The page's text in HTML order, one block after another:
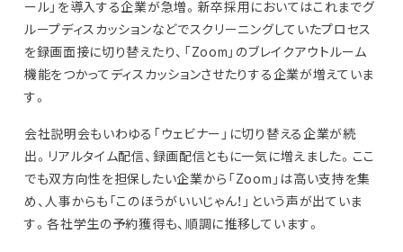
ール」を導入する企業が急増。新卒採用においてはこれまでグ
ループディスカッションなどでスクリーニングしていたプロセス
を録画面接に切り替えたり、「Zoom」のブレイクアウトルーム
機能をつかってディスカッションさせたりする企業が増えていま
す。
会社説明会もいわゆる「ウェビナー」に切り替える企業が続
出。リアルタイム配信、録画配信ともに一気に増えました。ここ
でも双方向性を担保したい企業から「Zoom」は高い支持を集
め、人事からも「このほうがいいじゃん！」という声が出ていま
す。各社学生の予約獲得も、順調に推移しています。